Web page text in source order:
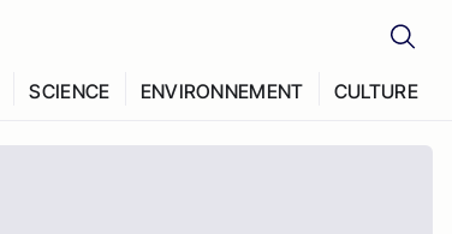
SCIENCE ENVIRONNEMENT CULTURE